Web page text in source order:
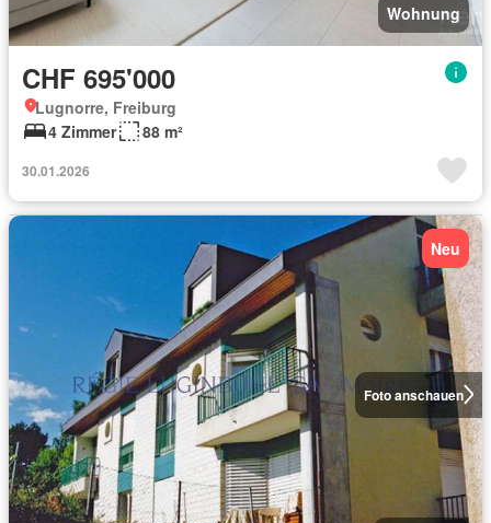
Wohnung
CHF 695'000
Lugnorre, Freiburg
4 Zimmer
88 m²
30.01.2026
Foto anschauen
Neu